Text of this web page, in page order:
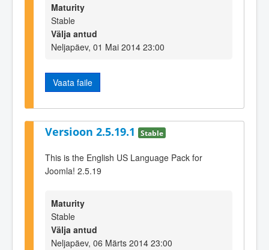
Maturity
Stable
Välja antud
Neljapäev, 01 Mai 2014 23:00
Vaata faile
Versioon 2.5.19.1 Stable
This is the English US Language Pack for
Joomla! 2.5.19
Maturity
Stable
Välja antud
Neljapäev, 06 Märts 2014 23:00